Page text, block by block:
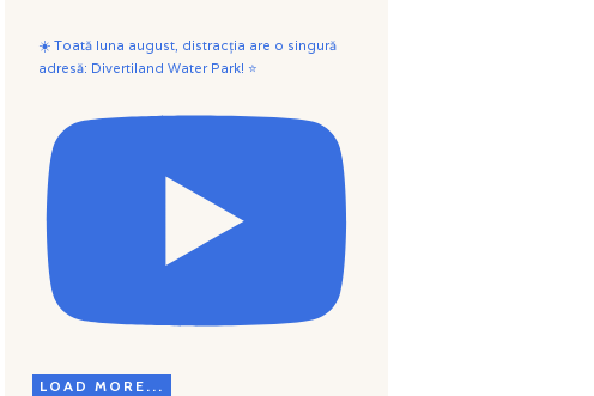
☀️ Toată luna august, distracția are o singură
adresă: Divertiland Water Park! ⭐
LOAD MORE...